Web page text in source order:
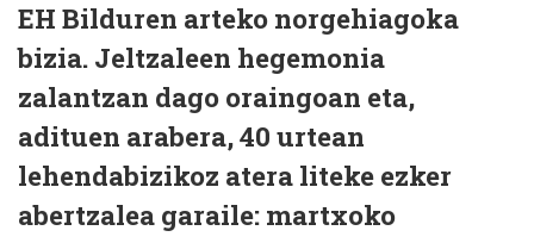
EH Bilduren arteko norgehiagoka
bizia. Jeltzaleen hegemonia
zalantzan dago oraingoan eta,
adituen arabera, 40 urtean
lehendabizikoz atera liteke ezker
abertzalea garaile: martxoko